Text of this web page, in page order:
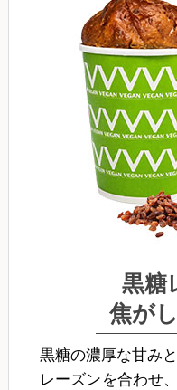
黒糖
焦が
黒糖の濃厚な甘み
レーズンを合わせ